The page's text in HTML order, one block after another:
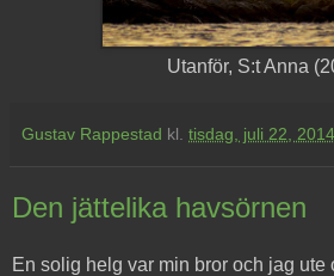
Utanför, S:t Anna
Gustav Rappestad kl. tisdag, juli 22, 2014
Den jättelika havsörnen
En solig helg var min bror och jag ute